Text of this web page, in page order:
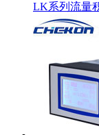
LK系列流量